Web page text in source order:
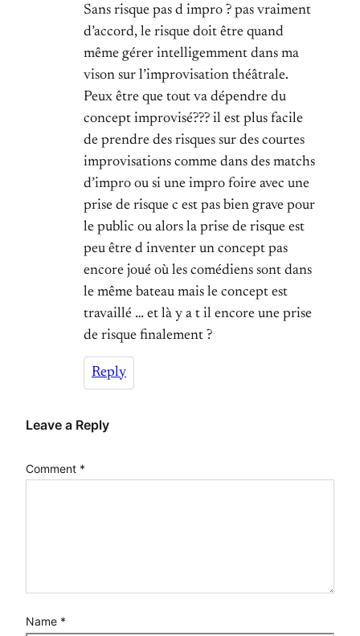
Sans risque pas d impro ? pas vraiment
d’accord, le risque doit être quand
même gérer intelligemment dans ma
vison sur l’improvisation théâtrale.
Peux être que tout va dépendre du
concept improvisé??? il est plus facile
de prendre des risques sur des courtes
improvisations comme dans des matchs
d’impro ou si une impro foire avec une
prise de risque c est pas bien grave pour
le public ou alors la prise de risque est
peu être d inventer un concept pas
encore joué où les comédiens sont dans
le même bateau mais le concept est
travaillé … et là y a t il encore une prise
de risque finalement ?
Reply
Leave a Reply
Comment *
Name *